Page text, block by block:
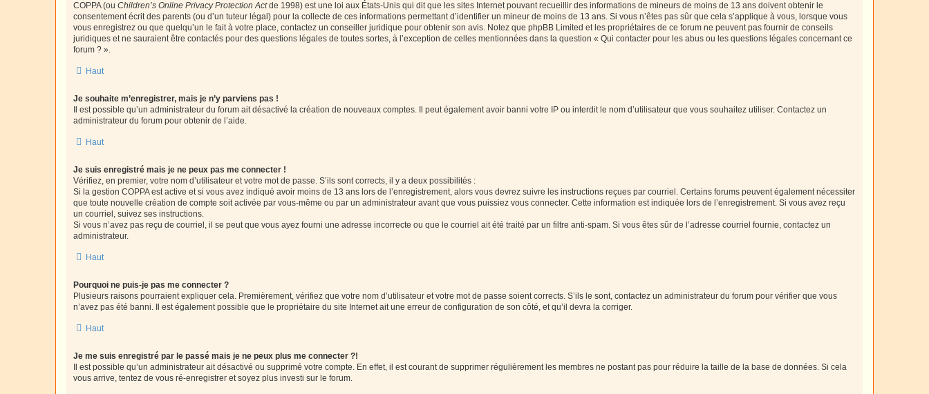
COPPA (ou Children’s Online Privacy Protection Actde 1998) est une loi aux États-Unis qui dit que les sites Internet pouvant recueillir des informations de mineurs de moins de 13 ans doivent obtenir le
consentement écrit des parents (ou d’un tuteur légal) pour la collecte de ces informations permettant d’identifier un mineur de moins de 13 ans. Si vous n’êtes pas sûr que cela s’applique à vous, lorsque vous
vous enregistrez ou que quelqu’un le fait à votre place, contactez un conseiller juridique pour obtenir son avis. Notez que phpBB Limited et les propriétaires de ce forum ne peuvent pas fournir de conseils
juridiques et ne sauraient être contactés pour des questions légales de toutes sortes, à l’exception de celles mentionnées dans la question « Qui contacter pour les abus ou les questions légales concernant ce
forum ? ».
Haut
Je souhaite m’enregistrer, mais je n’y parviens pas !
Il est possible qu’un administrateur du forum ait désactivé la création de nouveaux comptes. Il peut également avoir banni votre IP ou interdit le nom d’utilisateur que vous souhaitez utiliser. Contactez un
administrateur du forum pour obtenir de l’aide.
Haut
Je suis enregistré mais je ne peux pas me connecter !
Vérifiez, en premier, votre nom d’utilisateur et votre mot de passe. S’ils sont corrects, il y a deux possibilités :
Si la gestion COPPA est active et si vous avez indiqué avoir moins de 13 ans lors de l’enregistrement, alors vous devrez suivre les instructions reçues par courriel. Certains forums peuvent également nécessiter
que toute nouvelle création de compte soit activée par vous-même ou par un administrateur avant que vous puissiez vous connecter. Cette information est indiquée lors de l’enregistrement. Si vous avez reçu
un courriel, suivez ses instructions.
Si vous n’avez pas reçu de courriel, il se peut que vous ayez fourni une adresse incorrecte ou que le courriel ait été traité par un filtre anti-spam. Si vous êtes sûr de l’adresse courriel fournie, contactez un
administrateur.
Haut
Pourquoi ne puis-je pas me connecter ?
Plusieurs raisons pourraient expliquer cela. Premièrement, vérifiez que votre nom d’utilisateur et votre mot de passe soient corrects. S’ils le sont, contactez un administrateur du forum pour vérifier que vous
n’avez pas été banni. Il est également possible que le propriétaire du site Internet ait une erreur de configuration de son côté, et qu’il devra la corriger.
Haut
Je me suis enregistré par le passé mais je ne peux plus me connecter ?!
Il est possible qu’un administrateur ait désactivé ou supprimé votre compte. En effet, il est courant de supprimer régulièrement les membres ne postant pas pour réduire la taille de la base de données. Si cela
vous arrive, tentez de vous ré-enregistrer et soyez plus investi sur le forum.